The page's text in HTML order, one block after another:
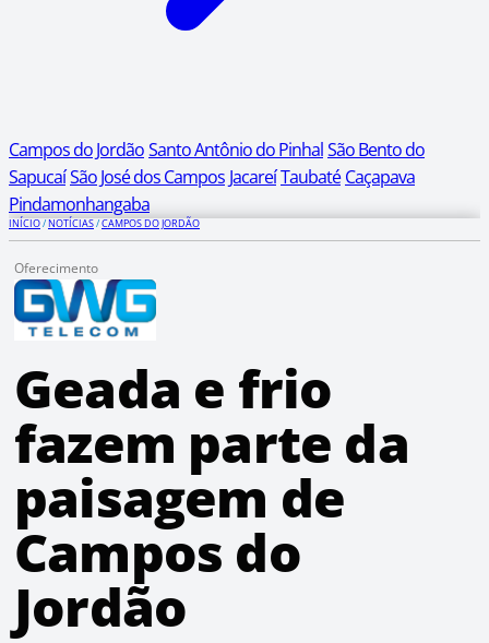
Campos do JordãoSanto Antônio do PinhalSão Bento do
SapucaíSão José dos Campos JacareíTaubaté Caçapava
Pindamonhangaba
INÍCIO/NOTÍCIAS/CAMPOS DO JORDÃO
Oferecimento
Geada e frio
fazem parte da
paisagem de
Campos do
Jordão